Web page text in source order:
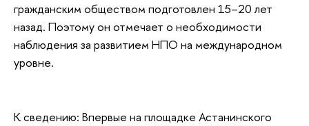
гражданским обществом подготовлен 15–20 лет
назад. Поэтому он отмечает о необходимости
наблюдения за развитием НПО на международном
уровне.
К сведению: Впервые на площадке Астанинского